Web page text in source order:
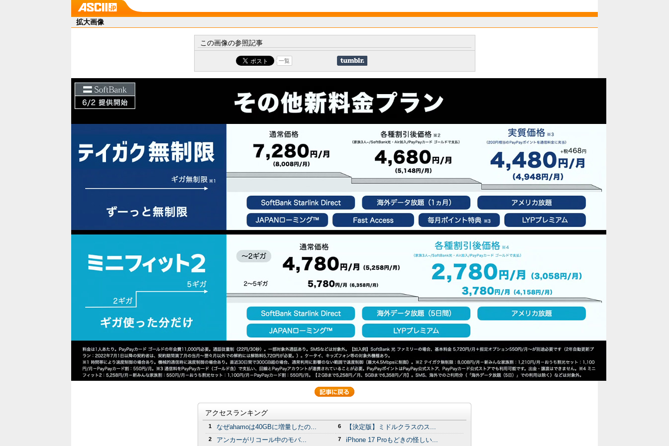
拡大画像
この画像の参照記事
一覧
アクセスランキング
1 なぜahamoは40GBに増量したの...
2 アンカーがリコール中のモバ...
6 【決定版】ミドルクラスのス...
7 iPhone 17 Proもどきの怪しい...